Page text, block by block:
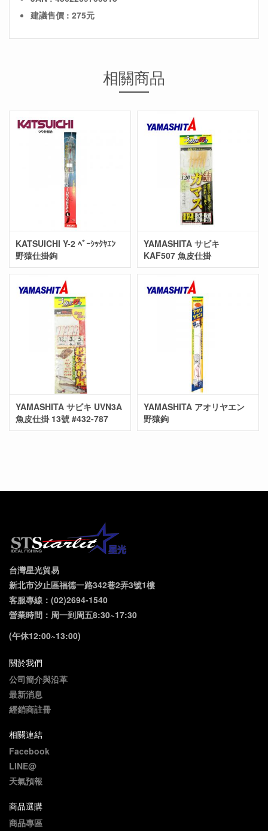
建議售價 : 275元
相關商品
KATSUICHI Y-2 ﾍﾞｰｼｯｸﾔｴﾝ
野猿仕掛鉤
YAMASHITA サビキ
KAF507 魚皮仕掛
YAMASHITA サビキ UVN3A
魚皮仕掛 13號 #432-787
YAMASHITA アオリヤエン
野猿鉤
台灣星光貿易
新北市汐止區福德一路342巷2弄3號1樓
客服專線：(02)2694-1540
營業時間：周一到周五8:30~17:30
(午休12:00~13:00)
關於我們
公司簡介與沿革
最新消息
經銷商註冊
相關連結
Facebook
LINE@
天氣預報
商品選購
商品專區